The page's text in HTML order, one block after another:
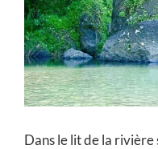
Dans le lit de la